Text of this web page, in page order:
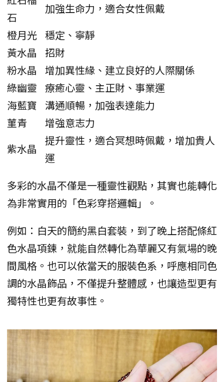
石
加強生命力，適合女性佩戴
橙月光 穩定、寧靜
黃水晶
招財
粉水晶
增加異性緣、建立良好的人際關係
綠幽靈 療癒心靈、主正財、事業運
海藍寶
溝通順暢，加強表達能力
菫青
增強意志力
紫水晶
提升靈性，適合冥想時佩戴，增加貴人
運
多彩的水晶不僅是一種靈性觀點，其實也能轉化
為非常實用的「色彩穿搭邏輯」。
例如：白天的簡約黑白套裝，到了晚上搭配條紅
色水晶項鍊，就能自然轉化為華麗又有氣場的晚
間風格。也可以依當天的服裝色系，呼應相同色
調的水晶飾品，不僅提升整體感，也讓造型更有
獨特性也更有故事性。